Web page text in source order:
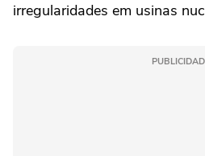
irregularidades em usinas